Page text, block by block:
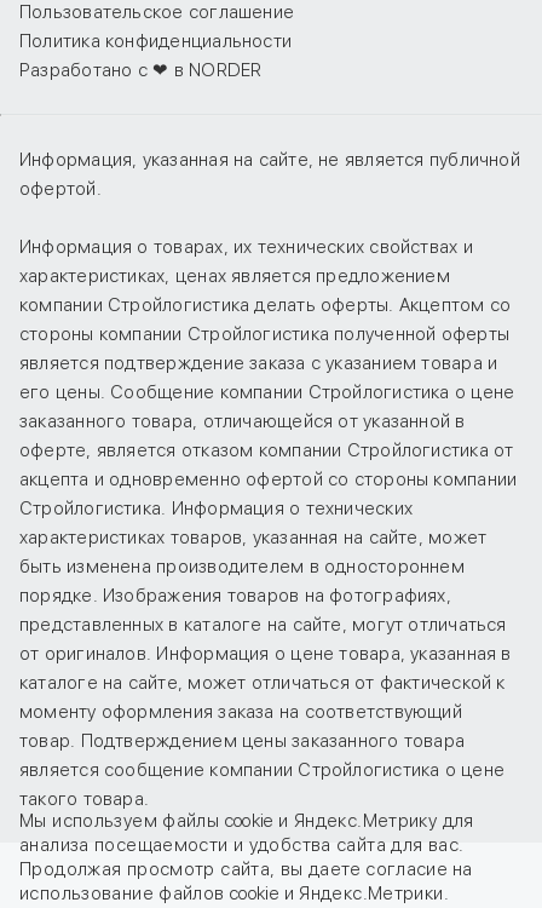
Пользовательское соглашение
Политика конфиденциальности
Разработано с ❤ в NORDER
Информация, указанная на сайте, не является публичной
офертой.
Информация о товарах, их технических свойствах и
характеристиках, ценах является предложением
компании Стройлогистика делать оферты. Акцептом со
стороны компании Стройлогистика полученной оферты
является подтверждение заказа с указанием товара и
его цены. Сообщение компании Стройлогистика о цене
заказанного товара, отличающейся от указанной в
оферте, является отказом компании Стройлогистика от
акцепта и одновременно офертой со стороны компании
Стройлогистика. Информация о технических
характеристиках товаров, указанная на сайте, может
быть изменена производителем в одностороннем
порядке. Изображения товаров на фотографиях,
представленных в каталоге на сайте, могут отличаться
от оригиналов. Информация о цене товара, указанная в
каталоге на сайте, может отличаться от фактической к
моменту оформления заказа на соответствующий
товар. Подтверждением цены заказанного товара
является сообщение компании Стройлогистика о цене
такого товара.
Мы используем файлы cookie и Яндекс.Метрику для
анализа посещаемости и удобства сайта для вас.
Продолжая просмотр сайта, вы даете согласие на
использование файлов cookie и Яндекс.Метрики.